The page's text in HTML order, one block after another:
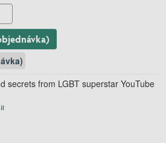
secrets from LGBT superstar YouTube